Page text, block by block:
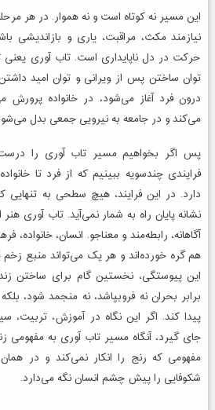
این مسیر نه کوتاه است و نه هموار. در هر
نیازمند مکث، مراقبت، یاری و بازاندیشی
حرکت در دل ناپایداری است. تاب آوری
توان ساختن پس از ویرانی و توان امید داشتن
درون فرد آغاز می‌شود، در خانواده پرورش
می‌کند و در جامعه به نیرویی جمعی بدل
پس اگر بخواهیم مسیر تاب آوری را درست
فرایندی چندسویه ببینیم که از فرد تا
دارد. در این فرایند، هیچ سطحی به
نشانه پایان راه به شمار نمی‌آید. تاب آوری
آگاهانه، رابطه‌مند و معناجو. انسان،
هم گره خورده‌اند و هر یک می‌تواند منبع
این پیوستگی، نخستین گام برای ساختن
برابر بحران نه فروبپاشد، نه منجمد شود،
پیدا کند. اگر این نگاه در آموزش، تربیت،
جای گیرد، آنگاه مسیر تاب آوری به مفهومی
مفهومی که رنج را انکار نمی‌کند و در
شکوفایی را پیش چشم انسان نگه می‌دارد.